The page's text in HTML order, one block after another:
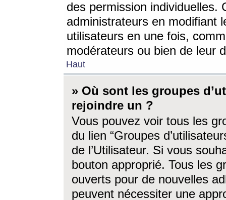
des permission individuelles.
administrateurs en modifiant
utilisateurs en une fois,
modérateurs ou bien de leur
Haut
» Où sont les groupes
rejoindre un ?
Vous pouvez voir tous les
du lien “Groupes
de l’Utilisateur. Si vous
bouton approprié. Tous les
ouverts pour de nouvelles
peuvent nécessiter une